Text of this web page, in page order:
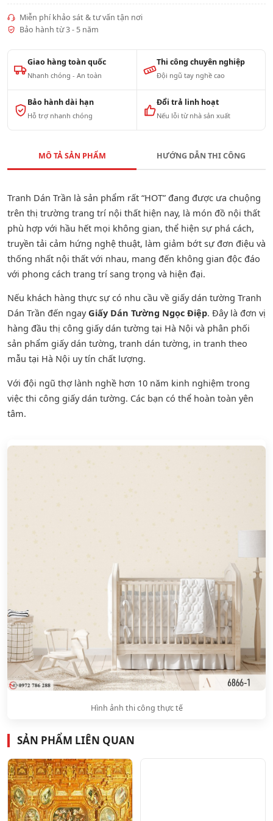
Miễn phí khảo sát & tư vấn tận nơi
Bảo hành từ 3 - 5 năm
Giao hàng toàn quốc
Nhanh chóng - An toàn
Thi công chuyên nghiệp
Đội ngũ tay nghề cao
Bảo hành dài hạn
Hỗ trợ nhanh chóng
Đổi trả linh hoạt
Nếu lỗi từ nhà sản xuất
MÔ TẢ SẢN PHẨM HƯỚNG DẪN THI CÔNG
Tranh Dán Trần là sản phẩm rất “HOT” đang được ưa chuộng
trên thị trường trang trí nội thất hiện nay, là món đồ nội thất
phù hợp với hầu hết mọi không gian, thể hiện sự phá cách,
truyền tải cảm hứng nghệ thuật, làm giảm bớt sự đơn điệu và
thống nhất nội thất với nhau, mang đến không gian độc đáo
với phong cách trang trí sang trọng và hiện đại.
Nếu khách hàng thực sự có nhu cầu về giấy dán tường Tranh
Dán Trần đến ngayGiấy Dán Tường Ngọc Điệp. Đây là đơn vị
hàng đầu thị công giấy dán tường tại Hà Nội và phân phối
sản phẩm giấy dán tường, tranh dán tường, in tranh theo
mẫu tại Hà Nội uy tín chất lượng.
Với đội ngũ thợ lành nghề hơn 10 năm kinh nghiệm trong
việc thi công giấy dán tường. Các bạn có thể hoàn toàn yên
tâm.
Hình ảnh thi công thực tế
SẢN PHẨM LIÊN QUAN